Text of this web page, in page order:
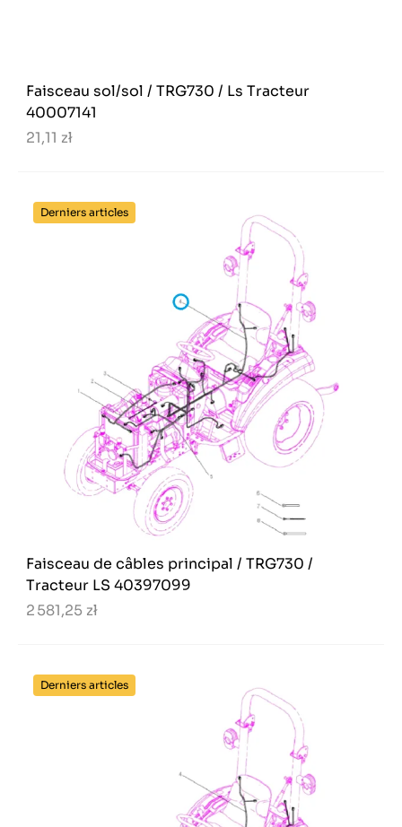
Faisceau sol/sol / TRG730 / Ls Tracteur
40007141
21,11 zł
Derniers articles
Faisceau de câbles principal / TRG730 /
Tracteur LS 40397099
2 581,25 zł
Derniers articles